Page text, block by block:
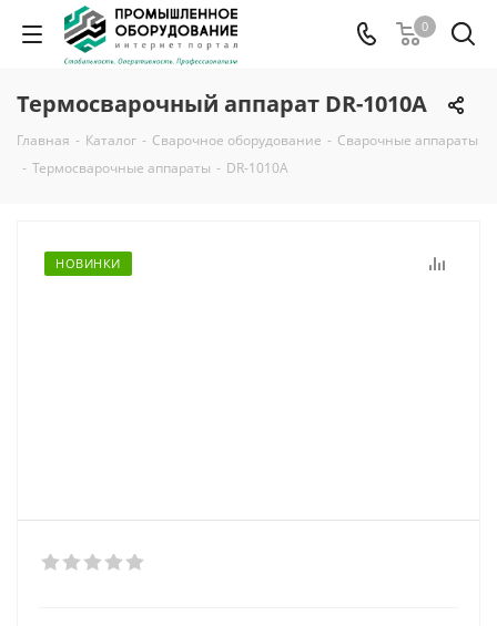
0
Термосварочный аппарат DR-1010A
Главная - Каталог - Сварочное оборудование - Сварочные аппараты
- Термосварочные аппараты - DR-1010A
НОВИНКИ